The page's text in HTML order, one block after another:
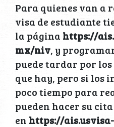
Para quienes van a
visa de estudiante
la página https://
mx/niv, y
puede tardar por
que hay, pero si los
poco tiempo para
pueden hacer su cita
en https://